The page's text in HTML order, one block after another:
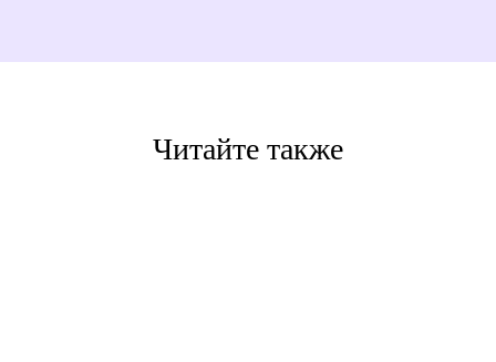
Читайте также